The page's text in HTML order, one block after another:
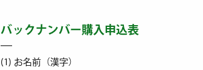
バックナンバー購入申込表
(1) お名前（漢字）